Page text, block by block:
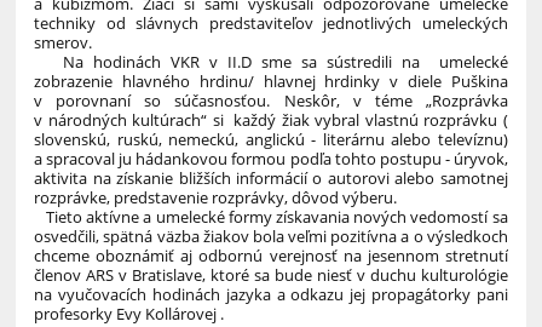
techniky od slávnych predstaviteľov jednotlivých umeleckých
smerov.
Na hodinách VKR v II.D sme sa sústredili na umelecké
zobrazenie hlavného hrdinu/ hlavnej hrdinky v diele Puškina
v porovnaní so súčasnosťou. Neskôr, v téme „Rozprávka
v národných kultúrach“ si každý žiak vybral vlastnú rozprávku (
slovenskú, ruskú, nemeckú, anglickú - literárnu alebo televíznu)
a spracoval ju hádankovou formou podľa tohto postupu - úryvok,
aktivita na získanie bližších informácií o autorovi alebo samotnej
rozprávke, predstavenie rozprávky, dôvod výberu.
Tieto aktívne a umelecké formy získavania nových vedomostí sa
osvedčili, spätná väzba žiakov bola veľmi pozitívna a o výsledkoch
chceme oboznámiť aj odbornú verejnosť na jesennom stretnutí
členov ARS v Bratislave, ktoré sa bude niesť v duchu kulturológie
na vyučovacích hodinách jazyka a odkazu jej propagátorky pani
profesorky Evy Kollárovej .